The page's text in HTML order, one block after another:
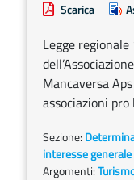
Scarica
Legge
Mancaversa
associazioni
Sezione:
interesse generale
Argomenti: